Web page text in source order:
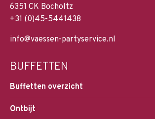
6351 CK Bocholtz
+31 (0)45-5441438
info@vaessen-partyservice.nl
BUFFETTEN
Buffetten overzicht
Ontbijt